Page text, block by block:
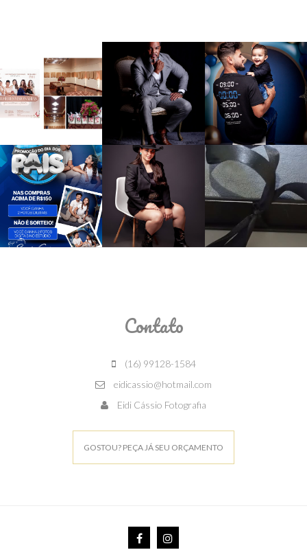
Contato
(16) 99128-1584
eidicassio@hotmail.com
Eidi Cássio Fotografia
GOSTOU? PEÇA JÁ SEU ORÇAMENTO